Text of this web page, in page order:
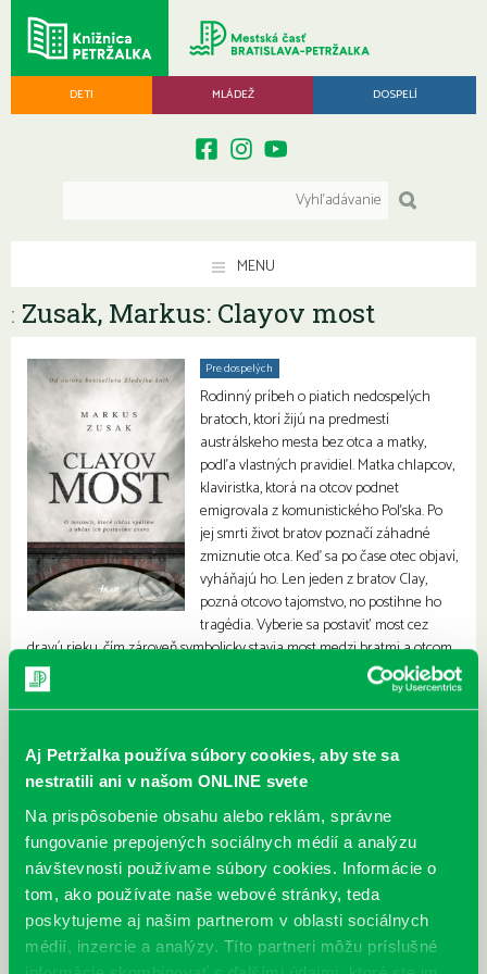
Aj Petržalka používa súbory cookies, aby ste sa
nestratili ani v našom ONLINE svete
Na prispôsobenie obsahu alebo reklám, správne
fungovanie prepojených sociálnych médií a analýzu
návštevnosti používame súbory cookies. Informácie o
tom, ako používate naše webové stránky, teda
poskytujeme aj našim partnerom v oblasti sociálnych
médií, inzercie a analýzy. Títo partneri môžu príslušné
DETI MLÁDEŽ DOSPELÍ
MENU
: Zusak, Markus: Clayov most
Pre dospelých
Rodinný príbeh o piatich nedospelých
bratoch, ktorí žijú na predmestí
austrálskeho mesta bez otca a matky,
podľa vlastných pravidiel. Matka chlapcov,
klaviristka, ktorá na otcov podnet
emigrovala z komunistického Poľska. Po
jej smrti život bratov poznačí záhadné
zmiznutie otca. Keď sa po čase otec objaví,
vyháňajú ho. Len jeden z bratov Clay,
pozná otcovo tajomstvo, no postihne ho
tragédia. Vyberie sa postaviť most cez
dravú rieku, čím zároveň symbolicky stavia most medzi bratmi a otcom,
ale aj medzi minulosťou a prítomnosťou.